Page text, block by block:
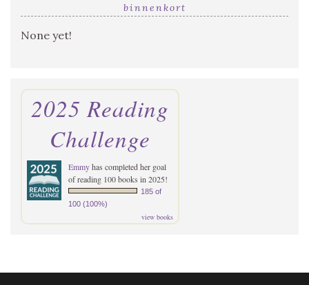
binnenkort
None yet!
2025 Reading
Challenge
Emmyhas completed her goal
of reading 100 books in 2025!
185 of
100 (100%)
view books